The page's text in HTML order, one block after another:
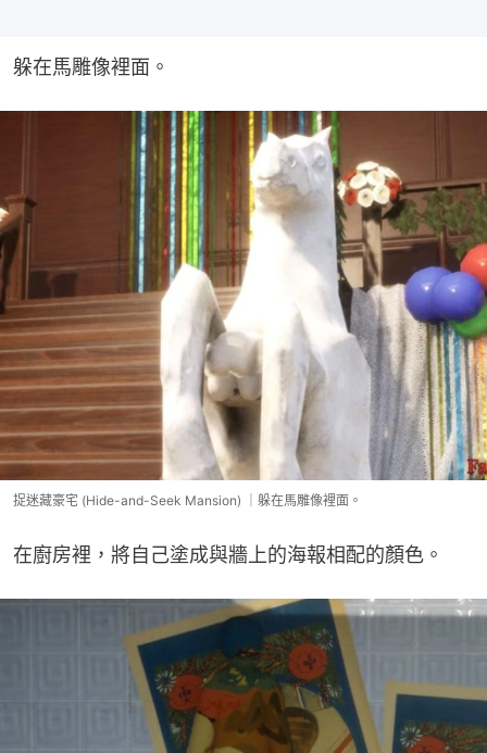
躲在馬雕像裡面。
捉迷藏豪宅 (Hide-and-Seek Mansion) ｜躲在馬雕像裡面。
在廚房裡，將自己塗成與牆上的海報相配的顏色。